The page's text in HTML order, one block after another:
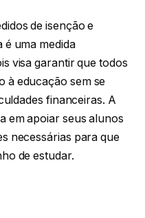
de isenção e
é uma medida
visa garantir que todos
à educação sem se
financeiras. A
em apoiar seus alunos
necessárias para que
de estudar.